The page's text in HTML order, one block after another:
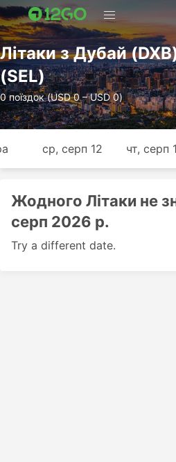
Лiтаки з Дубай
(SEL)
0 поїздок (USD 0 – USD 0)
ср, серп 12 чт, серп
Жодного Лiтаки не
серп 2026 р.
Try a different date.